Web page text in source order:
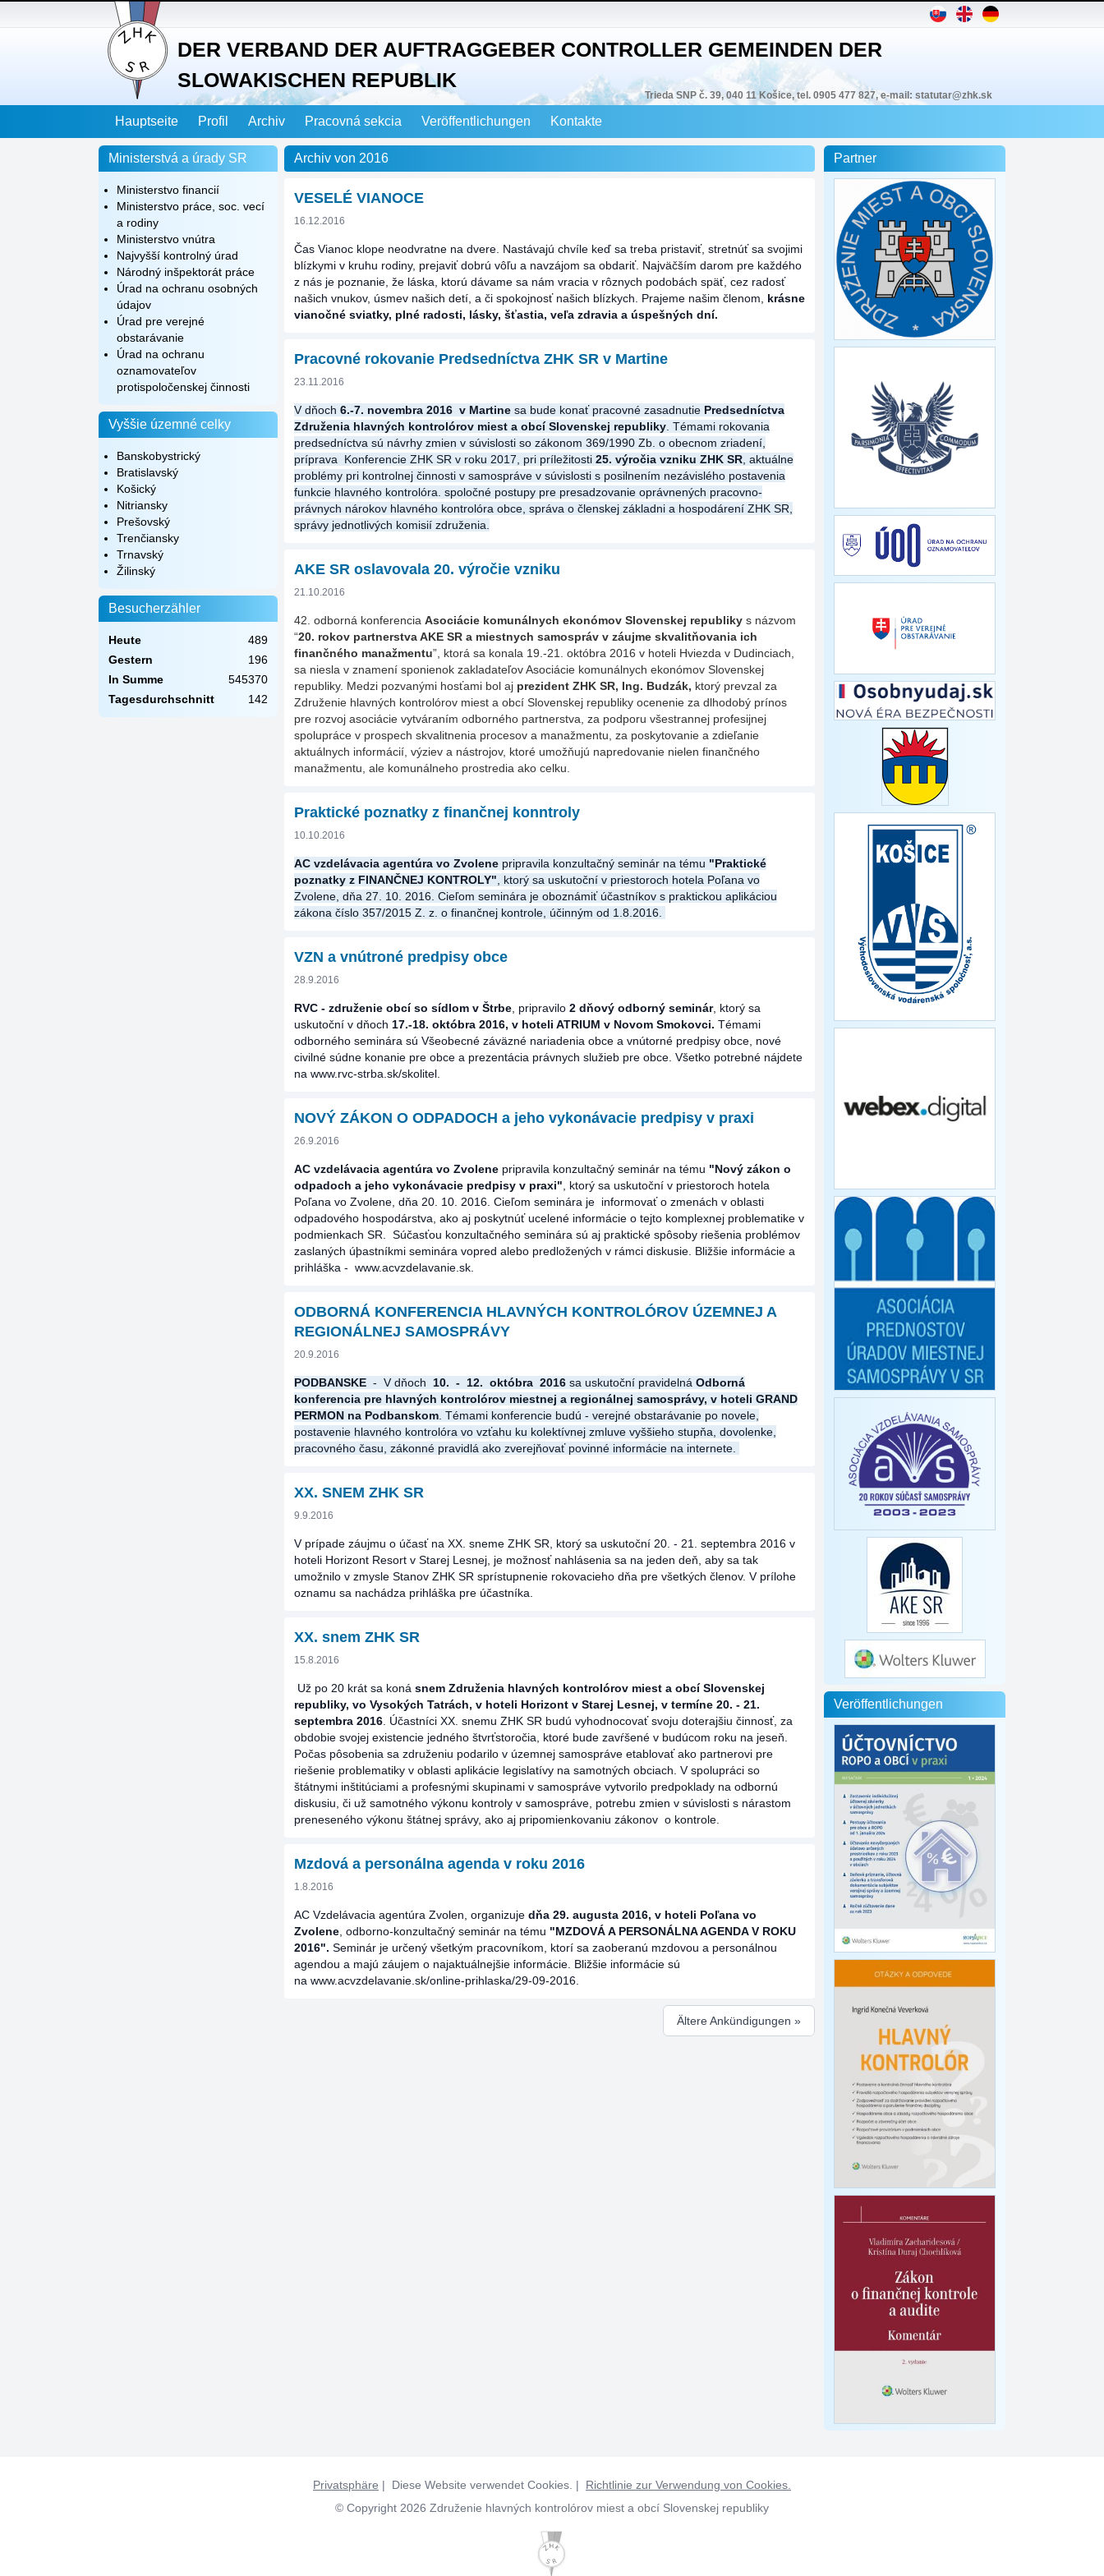
DER VERBAND DER AUFTRAGGEBER CONTROLLER GEMEINDEN DER
SLOWAKISCHEN REPUBLIK
Trieda SNP č. 39, 040 11 Košice, tel. 0905 477 827, e-mail: statutar@zhk.sk
Hauptseite Profil Archiv Pracovná sekcia Veröffentlichungen Kontakte
Ministerstvá a úrady SR
Ministerstvo financií
Ministerstvo práce, soc. vecí
a rodiny
Ministerstvo vnútra
Najvyšší kontrolný úrad
Národný inšpektorát práce
Úrad na ochranu osobných
údajov
Úrad pre verejné
obstarávanie
Úrad na ochranu
oznamovateľov
protispoločenskej činnosti
Vyššie územné celky
Banskobystrický
Bratislavský
Košický
Nitriansky
Prešovský
Trenčiansky
Trnavský
Žilinský
Besucherzähler
Heute
489
Gestern
196
In Summe
545370
Tagesdurchschnitt
142
Archiv von 2016
VESELÉ VIANOCE
16.12.2016
Čas Vianoc klope neodvratne na dvere. Nastávajú chvíle keď sa treba pristaviť, stretnúť sa svojimi
blízkymi v kruhu rodiny, prejaviť dobrú vôľu a navzájom sa obdariť. Najväčším darom pre každého
z nás je poznanie, že láska, ktorú dávame sa nám vracia v rôznych podobách späť, cez radosť
našich vnukov, úsmev našich detí, a či spokojnosť našich blízkych. Prajeme našim členom, krásne
vianočné sviatky, plné radosti, lásky, šťastia, veľa zdravia a úspešných dní.
Pracovné rokovanie Predsedníctva ZHK SR v Martine
23.11.2016
V dňoch6.-7. novembra 2016 v Martinesa bude konať pracovné zasadnutie Predsedníctva
Združenia hlavných kontrolórov miest a obcí Slovenskej republiky . Témami rokovania
predsedníctva sú návrhy zmien v súvislosti so zákonom 369/1990 Zb. o obecnom zriadení,
príprava Konferencie ZHK SR v roku 2017, pri príležitosti25. výročia vzniku ZHK SR , aktuálne
problémy pri kontrolnej činnosti v samospráve v súvislosti s posilnením nezávislého postavenia
funkcie hlavného kontrolóra. spoločné postupy pre presadzovanie oprávnených pracovno-
právnych nárokov hlavného kontrolóra obce, správa o členskej základni a hospodárení ZHK SR,
správy jednotlivých komisií združenia.
AKE SR oslavovala 20. výročie vzniku
21.10.2016
42. odborná konferenciaAsociácie komunálnych ekonómov Slovenskej republiky s názvom
“20. rokov partnerstva AKE SR a miestnych samospráv v záujme skvalitňovania ich
finančného manažmentu”, ktorá sa konala 19.-21. októbra 2016 v hoteli Hviezda v Dudinciach,
sa niesla v znamení sponienok zakladateľov Asociácie komunálnych ekonómov Slovenskej
republiky. Medzi pozvanými hosťami bol aj prezident ZHK SR, Ing. Budzák, ktorý prevzal za
Združenie hlavných kontrolórov miest a obcí Slovenskej republiky ocenenie za dlhodobý prínos
pre rozvoj asociácie vytváraním odborného partnerstva, za podporu všestrannej profesijnej
spolupráce v prospech skvalitnenia procesov a manažmentu, za poskytovanie a zdieľanie
aktuálnych informácií, výziev a nástrojov, ktoré umožňujú napredovanie nielen finančného
manažmentu, ale komunálneho prostredia ako celku.
Praktické poznatky z finančnej konntroly
10.10.2016
AC vzdelávacia agentúra vo Zvolene pripravila konzultačný seminár na tému "Praktické
poznatky z FINANČNEJ KONTROLY" , ktorý sa uskutoční v priestoroch hotela Poľana vo
Zvolene, dňa 27. 10. 2016. Cieľom seminára je oboznámiť účastníkov s praktickou aplikáciou
zákona číslo 357/2015 Z. z. o finančnej kontrole, účinným od 1.8.2016.
VZN a vnútroné predpisy obce
28.9.2016
RVC - združenie obcí so sídlom v Štrbe , pripravilo 2 dňový odborný seminár, ktorý sa
uskutoční v dňoch 17.-18. októbra 2016, v hoteli ATRIUM v Novom Smokovci. Témami
odborného seminára sú Všeobecné záväzné nariadenia obce a vnútorné predpisy obce, nové
civilné súdne konanie pre obce a prezentácia právnych služieb pre obce. Všetko potrebné nájdete
na www.rvc-strba.sk/skolitel.
NOVÝ ZÁKON O ODPADOCH a jeho vykonávacie predpisy v praxi
26.9.2016
AC vzdelávacia agentúra vo Zvolene pripravila konzultačný seminár na tému "Nový zákon o
odpadoch a jeho vykonávacie predpisy v praxi" , ktorý sa uskutoční v priestoroch hotela
Poľana vo Zvolene, dňa 20. 10. 2016. Cieľom seminára je informovať o zmenách v oblasti
odpadového hospodárstva, ako aj poskytnúť ucelené informácie o tejto komplexnej problematike v
podmienkach SR. Súčasťou konzultačného seminára sú aj praktické spôsoby riešenia problémov
zaslaných úþastníkmi seminára vopred alebo predložených v rámci diskusie. Bližšie informácie a
prihláška - www.acvzdelavanie.sk.
ODBORNÁ KONFERENCIA HLAVNÝCH KONTROLÓROV ÚZEMNEJ A
REGIONÁLNEJ SAMOSPRÁVY
20.9.2016
PODBANSKE -V dňoch 10. - 12. októbra 2016 sa uskutoční pravidelnáOdborná
konferencia pre hlavných kontrolórov miestnej a regionálnej samosprávy, v hoteliGRAND
PERMON na Podbanskom . Témami konferencie budú - verejné obstarávanie po novele,
postavenie hlavného kontrolóra vo vzťahu ku kolektívnej zmluve vyššieho stupňa, dovolenke,
pracovného času, zákonné pravidlá ako zverejňovať povinné informácie na internete.
XX. SNEM ZHK SR
9.9.2016
V prípade záujmu o účasť na XX. sneme ZHK SR, ktorý sa uskutoční 20. - 21. septembra 2016 v
hoteli Horizont Resort v Starej Lesnej, je možnosť nahlásenia sa na jeden deň, aby sa tak
umožnilo v zmysle Stanov ZHK SR sprístupnenie rokovacieho dňa pre všetkých členov. V prílohe
oznamu sa nachádza prihláška pre účastníka.
XX. snem ZHK SR
15.8.2016
Už po 20 krát sa konásnem Združenia hlavných kontrolórov miest a obcí Slovenskej
republiky, vo Vysokých Tatrách, v hoteli Horizont v Starej Lesnej, v termíne 20. - 21.
septembra 2016 . Účastníci XX. snemu ZHK SR budú vyhodnocovať svoju doterajšiu činnosť, za
obdobie svojej existencie jedného štvrťstoročia, ktoré bude zavŕšené v budúcom roku na jeseň.
Počas pôsobenia sa združeniu podarilo v územnej samospráve etablovať ako partnerovi pre
riešenie problematiky v oblasti aplikácie legislatívy na samotných obciach. V spolupráci so
štátnymi inštitúciami a profesnými skupinami v samospráve vytvorilo predpoklady na odbornú
diskusiu, či už samotného výkonu kontroly v samospráve, potrebu zmien v súvislosti s nárastom
preneseného výkonu štátnej správy, ako aj pripomienkovaniu zákonov o kontrole.
Mzdová a personálna agenda v roku 2016
1.8.2016
AC Vzdelávacia agentúra Zvolen, organizujedňa 29. augusta 2016, v hoteli Poľana vo
Zvolene , odborno-konzultačný seminár na tému "MZDOVÁ A PERSONÁLNA AGENDA V ROKU
2016". Seminár je určený všetkým pracovníkom, ktorí sa zaoberanú mzdovou a personálnou
agendou a majú záujem o najaktuálnejšie informácie. Bližšie informácie sú
na www.acvzdelavanie.sk/online-prihlaska/29-09-2016.
Ältere Ankündigungen »
Partner
Veröffentlichungen
Privatsphäre | Diese Website verwendet Cookies. | Richtlinie zur Verwendung von Cookies.
© Copyright 2026 Združenie hlavných kontrolórov miest a obcí Slovenskej republiky